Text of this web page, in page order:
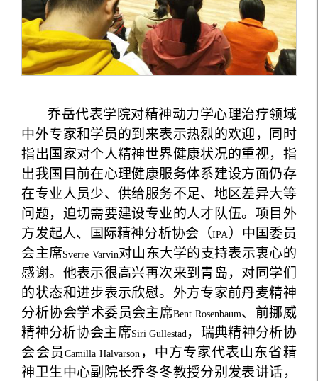
乔岳代表学院对精神动力学心理治疗领域
中外专家和学员的到来表示热烈的欢迎，同时
指出国家对个人精神世界健康状况的重视，指
出我国目前在心理健康服务体系建设方面仍存
在专业人员少、供给服务不足、地区差异大等
问题，迫切需要建设专业的人才队伍。项目外
方发起人、国际精神分析协会（IPA）中国委员
会主席Sverre Varvin对山东大学的支持表示衷心的
感谢。他表示很高兴再次来到青岛，对同学们
的状态和进步表示欣慰。外方专家前丹麦精神
分析协会学术委员会主席Bent Rosenbaum、前挪威
精神分析协会主席Siri Gullestad ，瑞典精神分析协
会会员 Camilla Halvarson，中方专家代表山东省精
神卫生中心副院长乔冬冬教授分别发表讲话，